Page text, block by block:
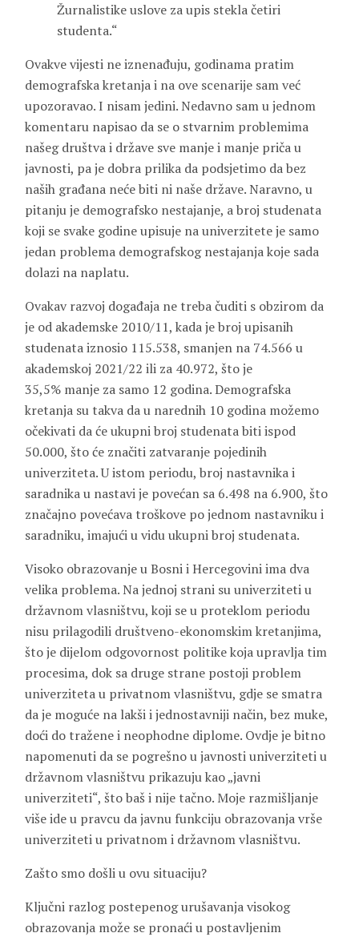
Žurnalistike uslove za upis stekla četiri
studenta.“
Ovakve vijesti ne iznenađuju, godinama pratim
demografska kretanja i na ove scenarije sam već
upozoravao. I nisam jedini. Nedavno sam u jednom
komentaru napisao da se o stvarnim problemima
našeg društva i države sve manje i manje priča u
javnosti, pa je dobra prilika da podsjetimo da bez
naših građana neće biti ni naše države. Naravno, u
pitanju je demografsko nestajanje, a broj studenata
koji se svake godine upisuje na univerzitete je samo
jedan problema demografskog nestajanja koje sada
dolazi na naplatu.
Ovakav razvoj događaja ne treba čuditi s obzirom da
je od akademske 2010/11, kada je broj upisanih
studenata iznosio 115.538, smanjen na 74.566 u
akademskoj 2021/22 ili za 40.972, što je
35,5% manje za samo 12 godina. Demografska
kretanja su takva da u narednih 10 godina možemo
očekivati da će ukupni broj studenata biti ispod
50.000, što će značiti zatvaranje pojedinih
univerziteta. U istom periodu, broj nastavnika i
saradnika u nastavi je povećan sa 6.498 na 6.900, što
značajno povećava troškove po jednom nastavniku i
saradniku, imajući u vidu ukupni broj studenata.
Visoko obrazovanje u Bosni i Hercegovini ima dva
velika problema. Na jednoj strani su univerziteti u
državnom vlasništvu, koji se u proteklom periodu
nisu prilagodili društveno-ekonomskim kretanjima,
što je dijelom odgovornost politike koja upravlja tim
procesima, dok sa druge strane postoji problem
univerziteta u privatnom vlasništvu, gdje se smatra
da je moguće na lakši i jednostavniji način, bez muke,
doći do tražene i neophodne diplome. Ovdje je bitno
napomenuti da se pogrešno u javnosti univerziteti u
državnom vlasništvu prikazuju kao „javni
univerziteti“, što baš i nije tačno. Moje razmišljanje
više ide u pravcu da javnu funkciju obrazovanja vrše
univerziteti u privatnom i državnom vlasništvu.
Zašto smo došli u ovu situaciju?
Ključni razlog postepenog urušavanja visokog
obrazovanja može se pronaći u postavljenim